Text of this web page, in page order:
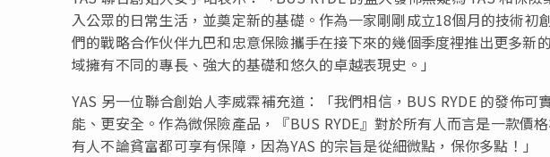
入公眾的日常生活，並奠定新的基礎。作為一家剛剛成立18個月的技術初
們的戰略合作伙伴九巴和忠意保險攜手在接下來的幾個季度裡推出更多新
域擁有不同的專長、強大的基礎和悠久的卓越表現史。」
YAS 另一位聯合創始人李威霖補充道：「我們相信，BUS RYDE 的發佈
能、更安全。作為微保險產品，『BUS RYDE』對於所有人而言是一款價
有人不論貧富都可享有保障，因為YAS 的宗旨是從細微點，保你多點！」